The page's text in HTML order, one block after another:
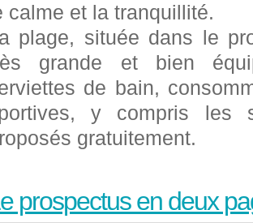
calme et la tranquillité.
plage, située dans le
grande et bien
de bain,
y compris les
gratuitement.
prospectus en deux